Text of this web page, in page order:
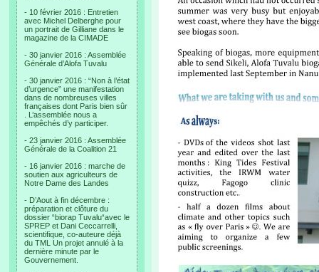
- 10 février 2016 : Entretien
avec Michel Delberghe pour
un portrait de Gilliane dans le
magazine de la CIMADE
- 30 janvier 2016 : Assemblée
Générale d’Alofa Tuvalu
- 30 janvier 2016 : “Non à l’état
d’urgence” une manifestation
dans de nombreuses villes
françaises dont Paris bien sûr
. L’assemblée nous a
empêchés d’y participer.
- 23 janvier 2016 : Assemblée
Générale de la Coalition 21
- 16 janvier 2016 : marche de
soutien aux agriculteurs de
Notre Dame des Landes
- D’Aout à fin décembre :
préparation et clôture du
dossier “biorap Tuvalu“avec le
SPREP et Dani Ceccarrelli,
scientifique, co-auteure déjà
du TML Un projet annulé à la
dernière minute par le
Gouvernement.